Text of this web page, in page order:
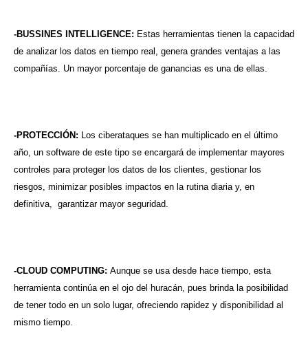
-BUSSINES INTELLIGENCE: Estas herramientas tienen la capacidad
de analizar los datos en tiempo real, genera grandes ventajas a las
compañías. Un mayor porcentaje de ganancias es una de ellas.
-PROTECCIÓN: Los ciberataques se han multiplicado en el último
año, un software de este tipo se encargará de implementar mayores
controles para proteger los datos de los clientes, gestionar los
riesgos, minimizar posibles impactos en la rutina diaria y, en
definitiva, garantizar mayor seguridad.
-CLOUD COMPUTING: Aunque se usa desde hace tiempo, esta
herramienta continúa en el ojo del huracán, pues brinda la posibilidad
de tener todo en un solo lugar, ofreciendo rapidez y disponibilidad al
mismo tiempo.